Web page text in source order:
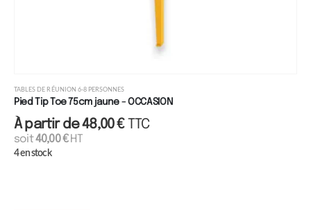
TABLES DE RÉUNION 6-8 PERSONNES
Pied Tip Toe 75cm jaune - OCCASION
À partir de48,00€ TTC
soit40,00€HT
4 en stock